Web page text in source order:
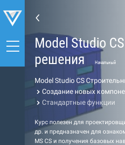
Model Studio
решения
Начальный
Model Studio CS
Создание новых
Стандартные функции
Курс полезен для
др. и предназначен для
МS СS и получения базовых